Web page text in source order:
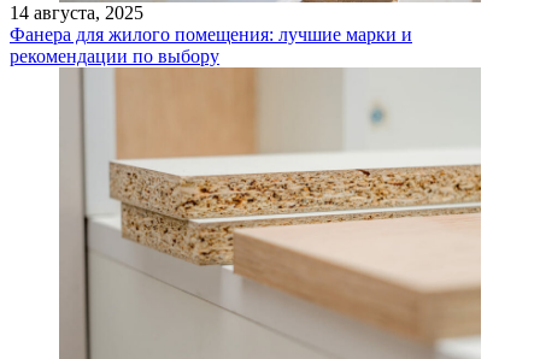
14 августа, 2025
Фанера для жилого помещения: лучшие марки и
рекомендации по выбору